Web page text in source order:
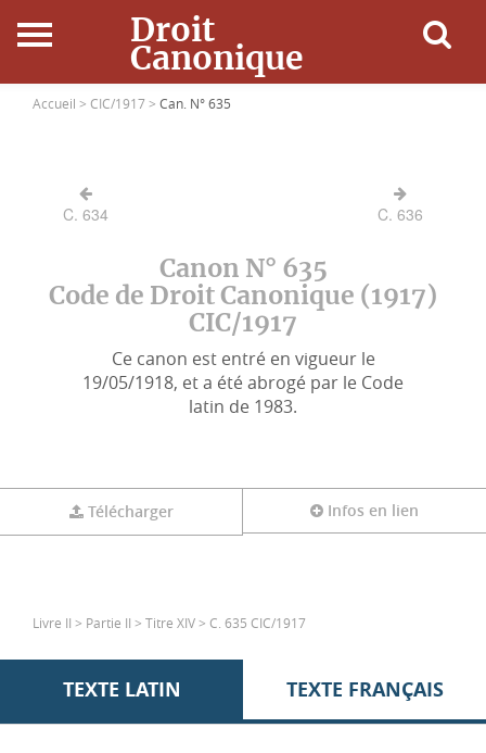
Droit
Canonique
Accueil
Ressources
Accueil > CIC/1917 > Can. N° 635
C. 634 C. 636
Canon N° 635
Code de Droit Canonique (1917)
CIC/1917
Ce canon est entré en vigueur le
19/05/1918, et a été abrogé par le Code
latin de 1983.
Télécharger Infos en lien
Livre II > Partie II > Titre XIV > C. 635 CIC/1917
TEXTE LATIN TEXTE FRANÇAIS